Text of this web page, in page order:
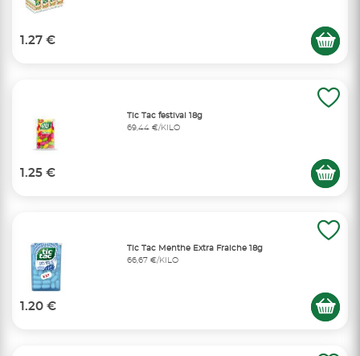
1.27 €
Tic Tac festival 18g
69,44 €/KILO
1.25 €
Tic Tac Menthe Extra Fraiche 18g
66,67 €/KILO
1.20 €